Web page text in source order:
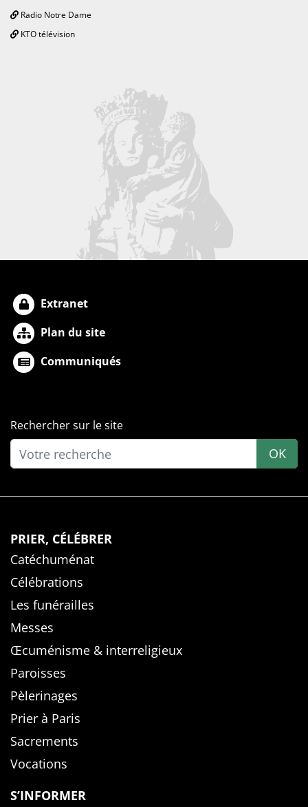
Radio Notre Dame
KTO télévision
Extranet
Plan du site
Communiqués
Rechercher sur le site
OK
PRIER, CÉLÉBRER
Catéchuménat
Célébrations
Les funérailles
Messes
Œcuménisme & interreligieux
Paroisses
Pèlerinages
Prier à Paris
Sacrements
Vocations
S’INFORMER